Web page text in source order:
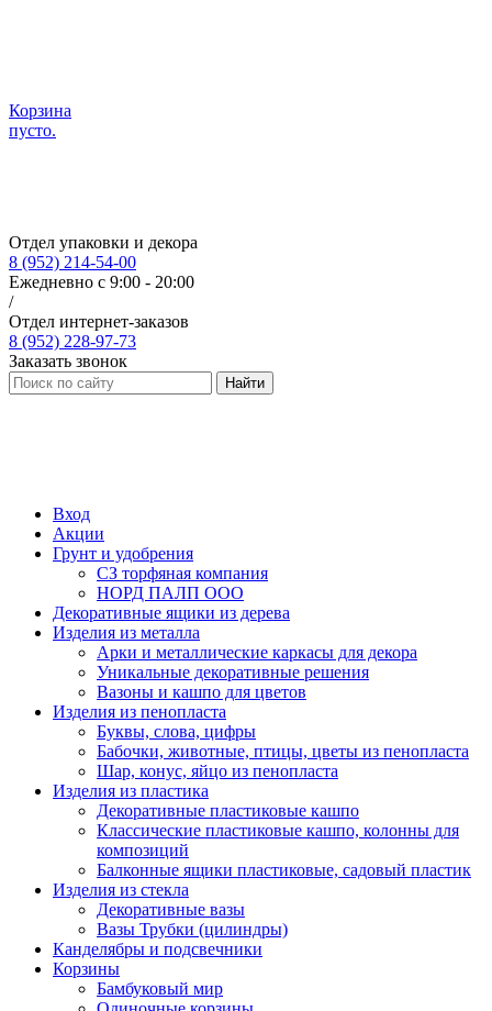
Корзина
пусто.
Отдел упаковки и декора
8 (952) 214-54-00
Ежедневно с 9:00 - 20:00
/
Отдел интернет-заказов
8 (952) 228-97-73
Заказать звонок
Найти
Вход
Акции
Грунт и удобрения
СЗ торфяная компания
НОРД ПАЛП ООО
Декоративные ящики из дерева
Изделия из металла
Арки и металлические каркасы для декора
Уникальные декоративные решения
Вазоны и кашпо для цветов
Изделия из пенопласта
Буквы, слова, цифры
Бабочки, животные, птицы, цветы из пенопласта
Шар, конус, яйцо из пенопласта
Изделия из пластика
Декоративные пластиковые кашпо
Классические пластиковые кашпо, колонны для
композиций
Балконные ящики пластиковые, садовый пластик
Изделия из стекла
Декоративные вазы
Вазы Трубки (цилиндры)
Канделябры и подсвечники
Корзины
Бамбуковый мир